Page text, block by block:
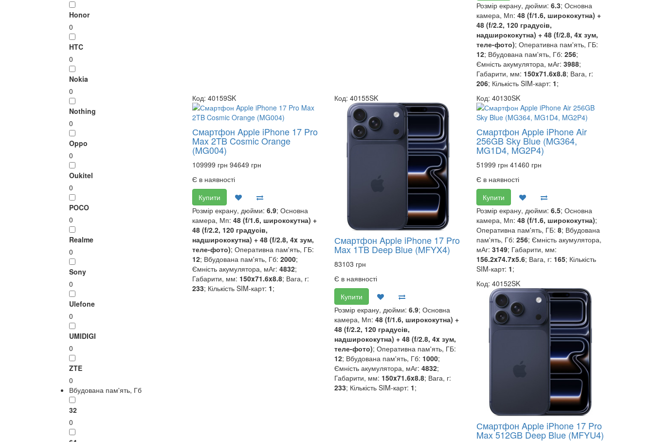
Honor
0
HTC
0
Nokia
0
Nothing
0
Oppo
0
Oukitel
0
POCO
0
Realme
0
Sony
0
Ulefone
0
UMIDIGI
0
ZTE
0
Вбудована пам'ять, Гб
32
0
Розмір екрану, дюйми:6.3; Основна
камера, Мп:48 (f/1.6, ширококутна) +
48 (f/2.2, 120 градусів,
надширококутна) + 48 (f/2.8, 4x зум,
теле-фото); Оперативна пам'ять, ГБ:
12; Вбудована пам'ять, Гб:256;
Ємність акумулятора, мАг:3988;
Габарити, мм: 150x71.6x8.8; Вага, г:
206; Кількість SIM-карт: 1;
Код: 40159SK
Смартфон Apple iPhone 17 Pro
Max 2TB Cosmic Orange
(MG004)
109999 грн 94649 грн
Є в наявності
Купити
Розмір екрану, дюйми: 6.9; Основна
камера, Мп: 48 (f/1.6, ширококутна) +
48 (f/2.2, 120 градусів,
надширококутна) + 48 (f/2.8, 4x зум,
теле-фото); Оперативна пам'ять, ГБ:
12; Вбудована пам'ять, Гб: 2000;
Ємність акумулятора, мАг: 4832;
Габарити, мм: 150x71.6x8.8; Вага, г:
233; Кількість SIM-карт: 1;
Код: 40155SK
Смартфон Apple iPhone 17 Pro
Max 1TB Deep Blue (MFYX4)
83103 грн
Є в наявності
Купити
Розмір екрану, дюйми: 6.9; Основна
камера, Мп: 48 (f/1.6, ширококутна) +
48 (f/2.2, 120 градусів,
надширококутна) + 48 (f/2.8, 4x зум,
теле-фото); Оперативна пам'ять, ГБ:
12; Вбудована пам'ять, Гб: 1000;
Ємність акумулятора, мАг: 4832;
Габарити, мм: 150x71.6x8.8; Вага, г:
233; Кількість SIM-карт: 1;
Код: 40130SK
Смартфон Apple iPhone Air
256GB Sky Blue (MG364,
MG1D4, MG2P4)
51999 грн 41460 грн
Є в наявності
Купити
Розмір екрану, дюйми:6.5; Основна
камера, Мп:48 (f/1.6, ширококутна);
Оперативна пам'ять, ГБ:8; Вбудована
пам'ять, Гб:256; Ємність акумулятора,
мАг:3149; Габарити, мм:
156.2x74.7x5.6; Вага, г: 165; Кількість
SIM-карт: 1;
Код: 40152SK
Смартфон Apple iPhone 17 Pro
Max 512GB Deep Blue (MFYU4)